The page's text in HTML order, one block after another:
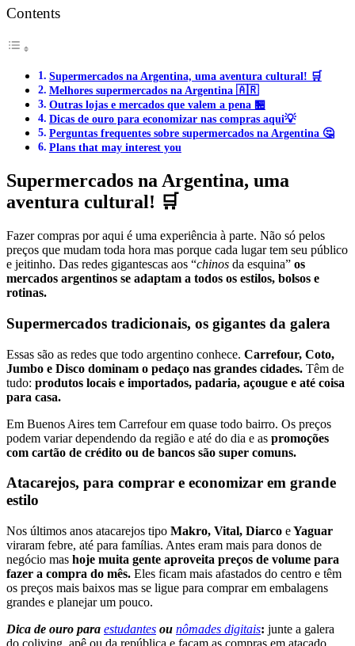
Contents
Supermercados na Argentina, uma aventura cultural! 🛒
Melhores supermercados na Argentina 🇦🇷
Outras lojas e mercados que valem a pena 🏪
Dicas de ouro para economizar nas compras aqui💡
Perguntas frequentes sobre supermercados na Argentina 🤔
Plans that may interest you
Supermercados na Argentina, uma
aventura cultural! 🛒
Fazer compras por aqui é uma experiência à parte. Não só pelos
preços que mudam toda hora mas porque cada lugar tem seu público
e jeitinho. Das redes gigantescas aos “chinos da esquina” os
mercados argentinos se adaptam a todos os estilos, bolsos e
rotinas.
Supermercados tradicionais, os gigantes da galera
Essas são as redes que todo argentino conhece. Carrefour, Coto,
Jumbo e Disco dominam o pedaço nas grandes cidades. Têm de
tudo: produtos locais e importados, padaria, açougue e até coisa
para casa.
Em Buenos Aires tem Carrefour em quase todo bairro. Os preços
podem variar dependendo da região e até do dia e as promoções
com cartão de crédito ou de bancos são super comuns.
Atacarejos, para comprar e economizar em grande
estilo
Nos últimos anos atacarejos tipo Makro, Vital, Diarco eYaguar
viraram febre, até para famílias. Antes eram mais para donos de
negócio mas hoje muita gente aproveita preços de volume para
fazer a compra do mês. Eles ficam mais afastados do centro e têm
os preços mais baixos mas se ligue para comprar em embalagens
grandes e planejar um pouco.
Dica de ouro para estudantes ou nômades digitais: junte a galera